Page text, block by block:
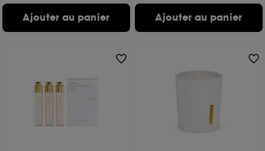
Ajouter au panier Ajouter au panier